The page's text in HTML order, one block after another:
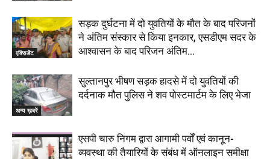
एक्सिडेंट
सड़क दुर्घटना में दो युवतियों के मौत के बाद परिजनों
ने अंतिम संस्कार से किया इनकार, एसडीएम सदर के
आश्वासन के बाद परिजन अंतिम...
अन्य ख़बरें
सुल्तानपुर भीषण सड़क हादसे में दो युवतियों की
दर्दनाक मौत पुलिस ने शव पोस्टमार्टम के लिए भेजा
एसपी चारु निगम द्वारा आगामी पर्वों एवं कानून-
व्यवस्था की तैयारियों के संबंध में ऑनलाइन समीक्षा